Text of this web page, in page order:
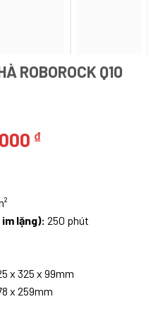
ROBOROCK Q10
₫.
₫Giá
6.690.000 ₫.
lặng): 250 phút
x 325 x 99mm
x 259mm